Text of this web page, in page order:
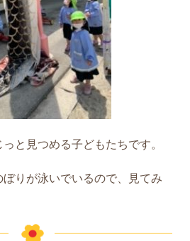
と見つめる子どもたちです。
りが泳いでいるので、見てみ